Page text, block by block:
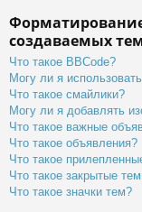
создаваемых
Что такое BBCode?
Могу ли я
Что такое смайлики?
Могу ли я добавлять
Что такое важные
Что такое объявления?
Что такое
Что такое закрытые
Что такое значки тем?